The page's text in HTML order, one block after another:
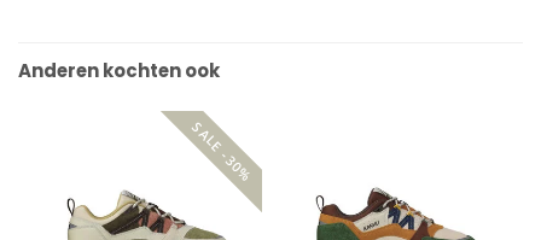
Anderen kochten ook
SALE -30%